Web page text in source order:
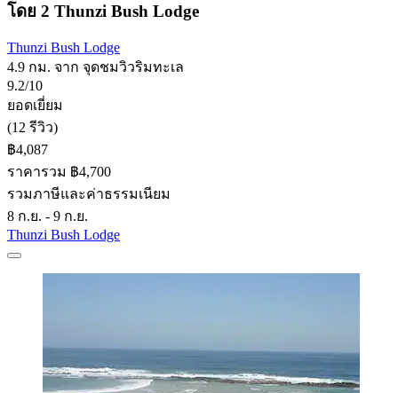
โดย 2 Thunzi Bush Lodge
Thunzi Bush Lodge
4.9 กม. จาก จุดชมวิวริมทะเล
9.2/10
ยอดเยี่ยม
(12 รีวิว)
฿4,087
ราคารวม ฿4,700
รวมภาษีและค่าธรรมเนียม
8 ก.ย. - 9 ก.ย.
Thunzi Bush Lodge